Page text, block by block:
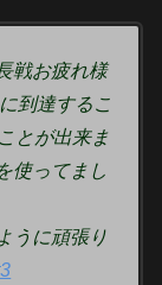
戦お疲れ様
到達するこ
とが出来ま
使ってまし
うに頑張り